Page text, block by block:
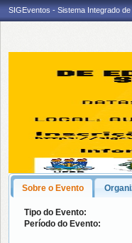
SIGEventos - Sistema Integrado
Sobre o Evento
Tipo do Evento:
Período do Evento: